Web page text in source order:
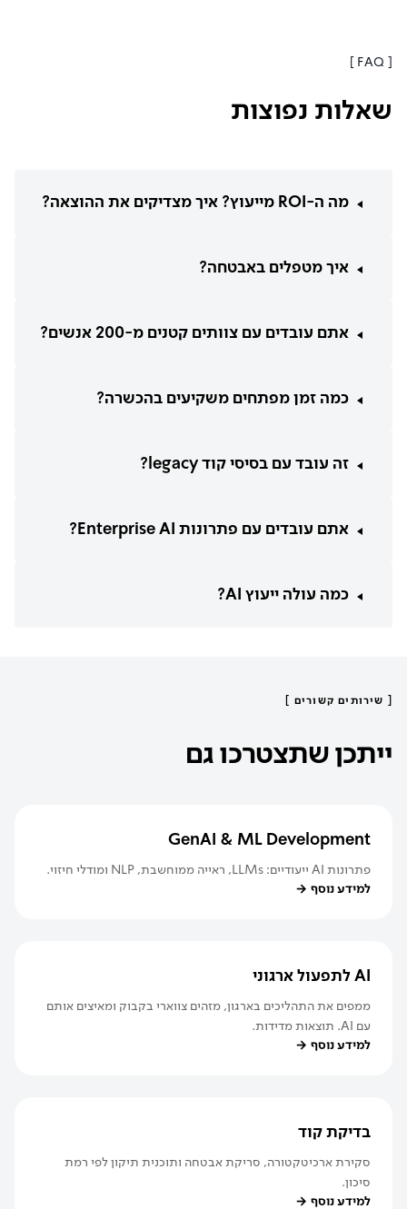
[ FAQ ]
שאלות נפוצות
מה ה-ROI מייעוץ? איך מצדיקים את ההוצאה?
איך מטפלים באבטחה?
אתם עובדים עם צוותים קטנים מ-200 אנשים?
כמה זמן מפתחים משקיעים בהכשרה?
זה עובד עם בסיסי קוד legacy?
אתם עובדים עם פתרונות Enterprise AI?
כמה עולה ייעוץ AI?
[ שירותים קשורים ]
ייתכן שתצטרכו גם
GenAI & ML Development
פתרונות AI ייעודיים: LLMs, ראייה ממוחשבת, NLP ומודלי חיזוי.
למידע נוסף →
AI לתפעול ארגוני
ממפים את התהליכים בארגון, מזהים צווארי בקבוק ומאיצים אותם
עם AI. תוצאות מדידות.
למידע נוסף →
בדיקת קוד
סקירת ארכיטקטורה, סריקת אבטחה ותוכנית תיקון לפי רמת
סיכון.
למידע נוסף →